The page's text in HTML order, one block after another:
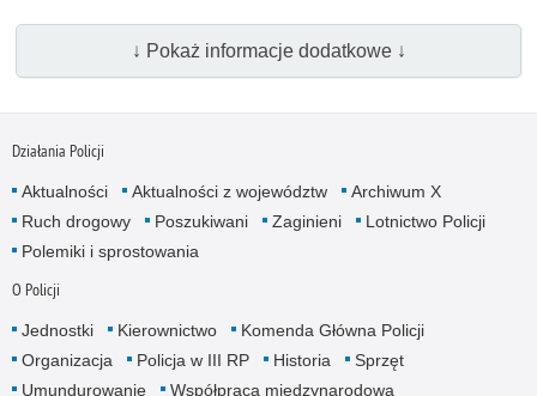
↓ Pokaż informacje dodatkowe ↓
Działania Policji
Aktualności Aktualności z województw
Archiwum X
Ruch drogowy
Poszukiwani Zaginieni
Lotnictwo Policji
Polemiki i sprostowania
O Policji
Jednostki Kierownictwo
Komenda Główna Policji
Organizacja
Policja w III RP Historia
Sprzęt
Umundurowanie
Współpraca międzynarodowa